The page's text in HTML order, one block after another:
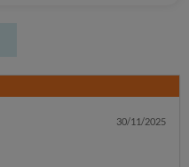
30/11/2025